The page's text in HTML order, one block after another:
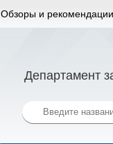
Обзоры и рекомендации
Департамент